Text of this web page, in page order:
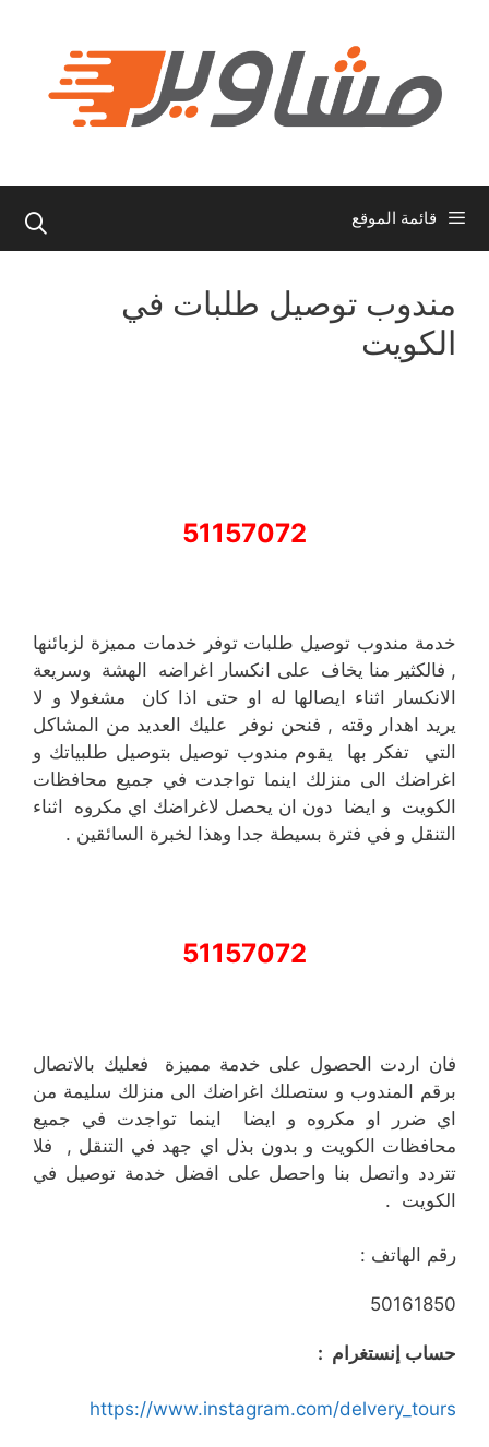
قائمة الموقع
مندوب توصيل طلبات في
الكويت
51157072
خدمة مندوب توصيل طلبات توفر خدمات مميزة لزبائنها
, فالكثير منا يخاف على انكسار اغراضه الهشة وسريعة
الانكسار اثناء ايصالها له او حتى اذا كان مشغولا و لا
يريد اهدار وقته , فنحن نوفر عليك العديد من المشاكل
التي تفكر بها يقوم مندوب توصيل بتوصيل طلبياتك و
اغراضك الى منزلك اينما تواجدت في جميع محافظات
الكويت و ايضا دون ان يحصل لاغراضك اي مكروه اثناء
التنقل و في فترة بسيطة جدا وهذا لخبرة السائقين .
51157072
فان اردت الحصول على خدمة مميزة فعليك بالاتصال
برقم المندوب و ستصلك اغراضك الى منزلك سليمة من
اي ضرر او مكروه و ايضا اينما تواجدت في جميع
محافظات الكويت و بدون بذل اي جهد في التنقل , فلا
تتردد واتصل بنا واحصل على افضل خدمة توصيل في
الكويت .
رقم الهاتف :
50161850
حساب إنستغرام :
https://www.instagram.com/delvery_tours